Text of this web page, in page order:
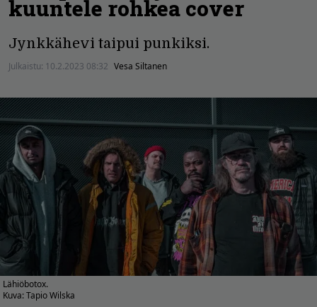
kuuntele rohkea cover
Jynkkähevi taipui punkiksi.
Julkaistu: 10.2.2023 08:32 Vesa Siltanen
Lähiöbotox.
Kuva: Tapio Wilska